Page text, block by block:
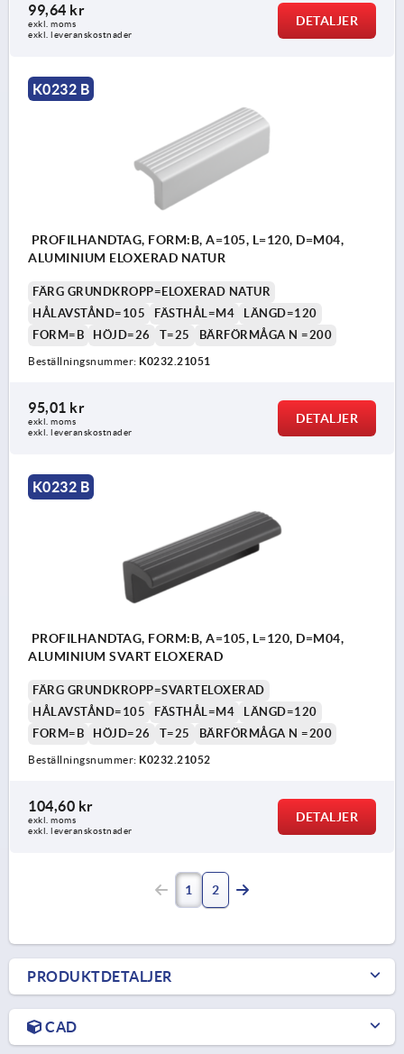
99,64 kr
exkl. moms
exkl. leveranskostnader
DETALJER
K0232 B
PROFILHANDTAG, FORM:B, A=105, L=120, D=M04,
ALUMINIUM ELOXERAD NATUR
FÄRG GRUNDKROPP=ELOXERAD NATUR
HÅLAVSTÅND=105
FÄSTHÅL=M4
LÄNGD=120
FORM=B
HÖJD=26 T=25 BÄRFÖRMÅGA N =200
Beställningsnummer: K0232.21051
95,01 kr
exkl. moms
exkl. leveranskostnader
DETALJER
K0232 B
PROFILHANDTAG, FORM:B, A=105, L=120, D=M04,
ALUMINIUM SVART ELOXERAD
FÄRG GRUNDKROPP=SVARTELOXERAD
HÅLAVSTÅND=105
FÄSTHÅL=M4
LÄNGD=120
FORM=B
HÖJD=26 T=25 BÄRFÖRMÅGA N =200
Beställningsnummer: K0232.21052
104,60 kr
exkl. moms
exkl. leveranskostnader
DETALJER
1 2
PRODUKTDETALJER
CAD